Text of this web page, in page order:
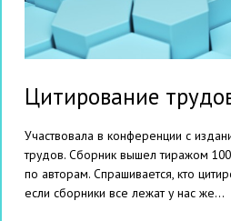
Цитирование
Участвовала в конференции с
трудов. Сборник вышел тиражом
по авторам. Спрашивается, кто
если сборники все лежат у нас же...